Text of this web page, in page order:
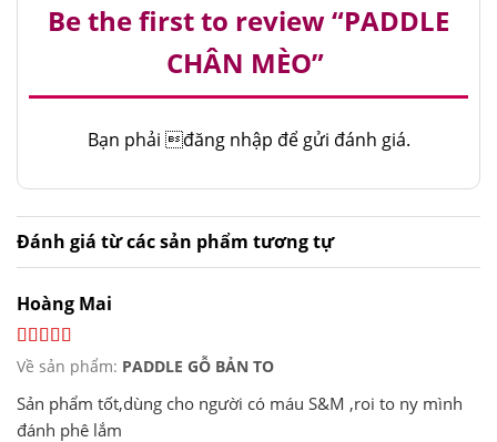
Be the first to review “PADDLE
CHÂN MÈO”
Bạn phải đăng nhập để gửi đánh giá.
Đánh giá từ các sản phẩm tương tự
Hoàng Mai
Về sản phẩm: PADDLE GỖ BẢN TO
Sản phẩm tốt,dùng cho người có máu S&M ,roi to ny mình
đánh phê lắm